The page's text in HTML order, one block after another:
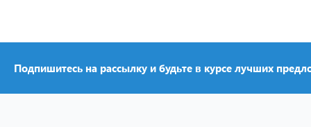
Подпишитесь на рассылку и будьте в курсе лучших